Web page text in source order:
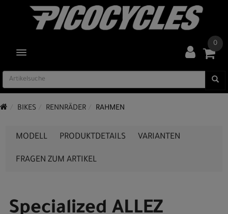
TOGGLE NAVIGATION
0
BIKES RENNRÄDER RAHMEN
MODELL PRODUKTDETAILS VARIANTEN
FRAGEN ZUM ARTIKEL
Specialized ALLEZ